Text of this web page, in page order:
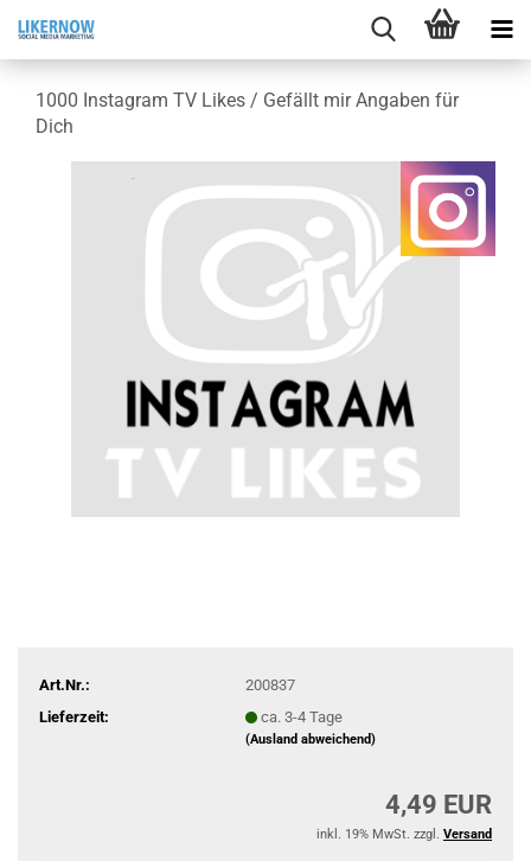
1000 In­sta­gram TV Likes / Ge­fällt mir An­ga­ben für
Dich
Art.Nr.:
200837
Lieferzeit:
ca. 3-4 Tage
(Ausland abweichend)
4,49 EUR
inkl. 19% MwSt. zzgl. Versand